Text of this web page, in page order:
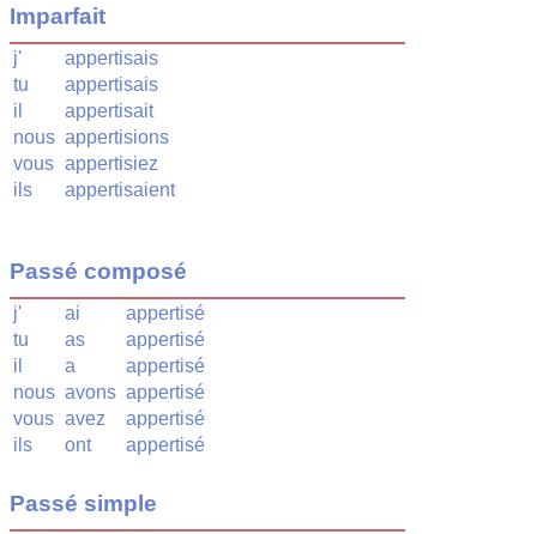
Imparfait
j'
appertisais
tu
appertisais
il
appertisait
nous appertisions
vous appertisiez
ils
appertisaient
Passé composé
j' ai
appertisé
tu
as
appertisé
il
a
appertisé
nous avons appertisé
vous avez
appertisé
ils
ont appertisé
Passé simple